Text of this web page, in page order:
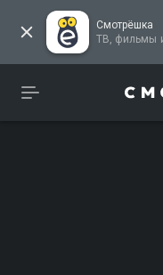
Смотрёшка